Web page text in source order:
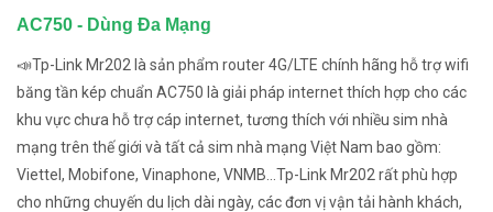
AC750 - Dùng Đa Mạng
📣Tp-Link Mr202 là sản phẩm router 4G/LTE chính hãng hỗ trợ wifi
băng tần kép chuẩn AC750 là giải pháp internet thích hợp cho các
khu vực chưa hỗ trợ cáp internet, tương thích với nhiều sim nhà
mạng trên thế giới và tất cả sim nhà mạng Việt Nam bao gồm:
Viettel, Mobifone, Vinaphone, VNMB...Tp-Link Mr202 rất phù hợp
cho những chuyến du lịch dài ngày, các đơn vị vận tải hành khách,